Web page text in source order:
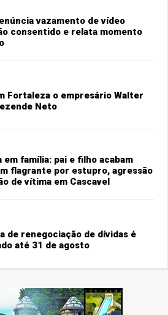
vazamento de vídeo
consentido e relata momento
Fortaleza o empresário Walter
Neto
em família: pai e filho acabam
flagrante por estupro, agressão
de vítima em Cascavel
de renegociação de dívidas é
até 31 de agosto